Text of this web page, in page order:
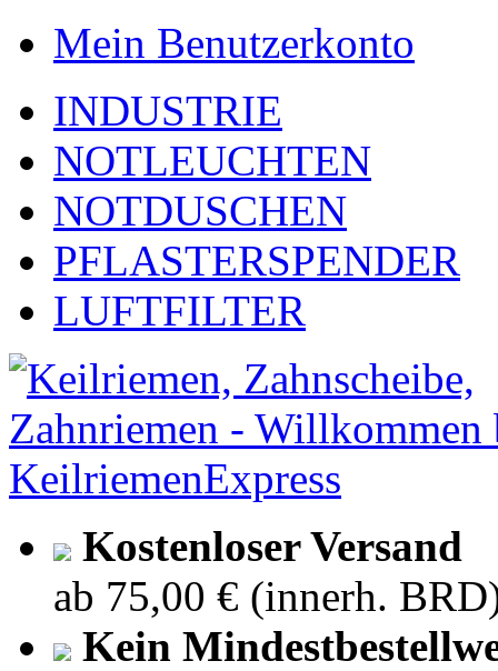
Mein Benutzerkonto
INDUSTRIE
NOTLEUCHTEN
NOTDUSCHEN
PFLASTERSPENDER
LUFTFILTER
Kostenloser Versand
ab 75,00 € (innerh.
Kein